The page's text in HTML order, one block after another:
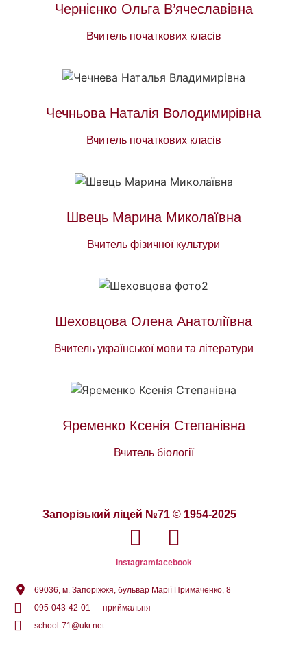
Чернієнко Ольга В’ячеславівна
Вчитель початкових класів
Чечньова Наталія Володимирівна
Вчитель початкових класів
Швець Марина Миколаївна
Вчитель фізичної культури
Шеховцова Олена Анатоліївна
Вчитель української мови та літератури
Яременко Ксенія Степанівна
Вчитель біології
Запорізький ліцей №71 © 1954-2025
instagramfacebook
69036, м. Запоріжжя, бульвар Марії Примаченко, 8
095-043-42-01 — приймальня
school-71@ukr.net